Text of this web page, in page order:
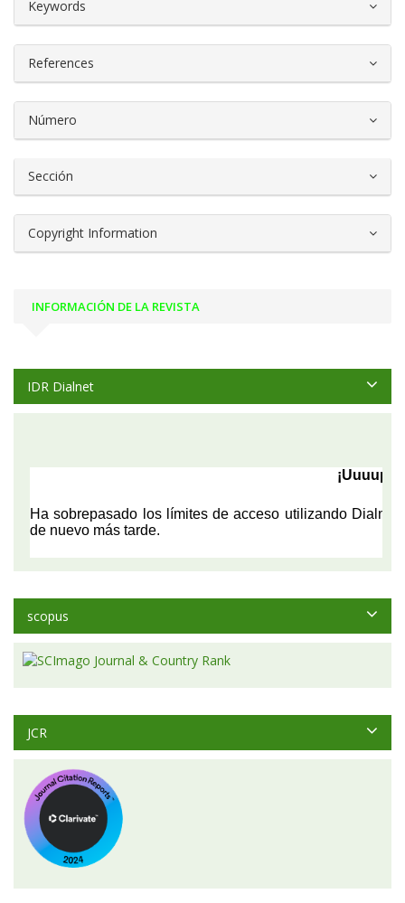
Keywords
References
Número
Sección
Copyright Information
INFORMACIÓN DE LA REVISTA
IDR Dialnet
scopus
JCR